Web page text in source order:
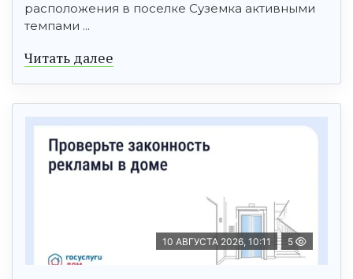
расположения в поселке Суземка активными
темпами ...
Читать далее
10 АВГУСТА 2026, 10:11 5